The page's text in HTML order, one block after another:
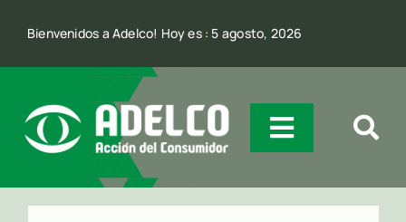
content
Bienvenidos a Adelco! Hoy es : 5 agosto, 2026
Toggle
Navigation